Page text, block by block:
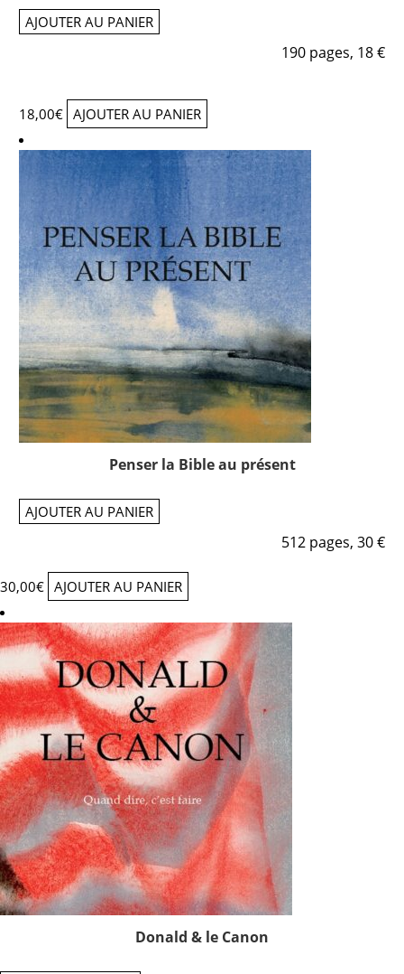
AJOUTER AU PANIER
190 pages, 18 €
18,00€ AJOUTER AU PANIER
Penser la Bible au présent
AJOUTER AU PANIER
512 pages, 30 €
30,00€ AJOUTER AU PANIER
Donald & le Canon